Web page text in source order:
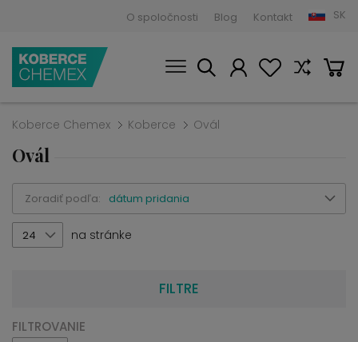
O spoločnosti Blog Kontakt SK
Koberce Chemex Koberce Ovál
Ovál
Zoradiť podľa: dátum pridania
24 na stránke
FILTRE
FILTROVANIE